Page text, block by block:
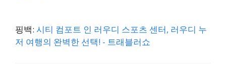
핑백: 시티 컴포트 인 러우디 스포츠 센터, 러우디 누
저 여행의 완벽한 선택! - 트래블러쇼